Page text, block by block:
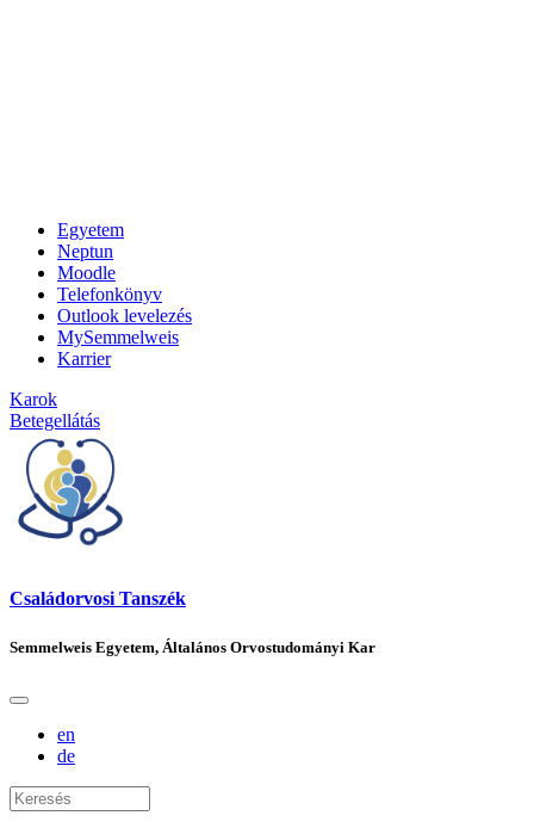
Egyetem
Neptun
Moodle
Telefonkönyv
Outlook levelezés
MySemmelweis
Karrier
Karok
Betegellátás
Családorvosi Tanszék
Semmelweis Egyetem, Általános Orvostudományi Kar
en
de